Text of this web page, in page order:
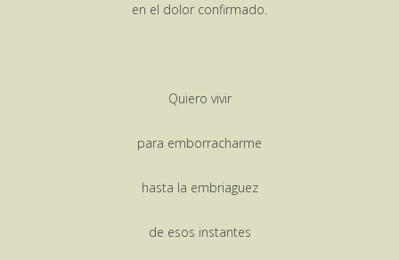
en el dolor confirmado.
Quiero vivir
para emborracharme
hasta la embriaguez
de esos instantes